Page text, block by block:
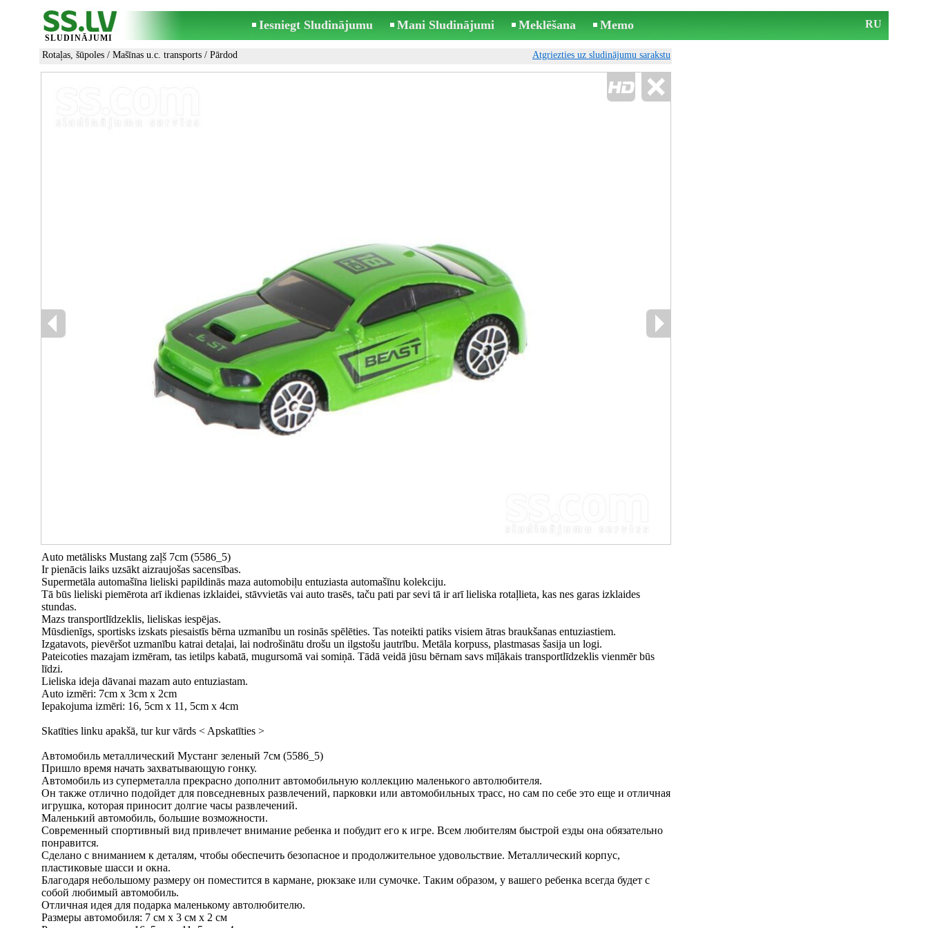
SLUDINĀJUMI
Iesniegt Sludinājumu Mani Sludinājumi Meklēšana Memo RU
Rotaļas, šūpoles / Mašīnas u.c. transports / Pārdod Atgriezties uz sludinājumu sarakstu
Auto metālisks Mustang zaļš 7cm (5586_5)
Ir pienācis laiks uzsākt aizraujošas sacensības.
Supermetāla automašīna lieliski papildinās maza automobiļu entuziasta automašīnu kolekciju.
Tā būs lieliski piemērota arī ikdienas izklaidei, stāvvietās vai auto trasēs, taču pati par sevi tā ir arī lieliska rotaļlieta, kas nes garas izklaides
stundas.
Mazs transportlīdzeklis, lieliskas iespējas.
Mūsdienīgs, sportisks izskats piesaistīs bērna uzmanību un rosinās spēlēties. Tas noteikti patiks visiem ātras braukšanas entuziastiem.
Izgatavots, pievēršot uzmanību katrai detaļai, lai nodrošinātu drošu un ilgstošu jautrību. Metāla korpuss, plastmasas šasija un logi.
Pateicoties mazajam izmēram, tas ietilps kabatā, mugursomā vai somiņā. Tādā veidā jūsu bērnam savs mīļākais transportlīdzeklis vienmēr būs
līdzi.
Lieliska ideja dāvanai mazam auto entuziastam.
Auto izmēri: 7cm x 3cm x 2cm
Iepakojuma izmēri: 16, 5cm x 11, 5cm x 4cm
Skatīties linku apakšā, tur kur vārds < Apskatīties >
Автомобиль металлический Мустанг зеленый 7см (5586_5)
Пришло время начать захватывающую гонку.
Автомобиль из суперметалла прекрасно дополнит автомобильную коллекцию маленького автолюбителя.
Он также отлично подойдет для повседневных развлечений, парковки или автомобильных трасс, но сам по себе это еще и отличная
игрушка, которая приносит долгие часы развлечений.
Маленький автомобиль, большие возможности.
Современный спортивный вид привлечет внимание ребенка и побудит его к игре. Всем любителям быстрой езды она обязательно
понравится.
Сделано с вниманием к деталям, чтобы обеспечить безопасное и продолжительное удовольствие. Металлический корпус,
пластиковые шасси и окна.
Благодаря небольшому размеру он поместится в кармане, рюкзаке или сумочке. Таким образом, у вашего ребенка всегда будет с
собой любимый автомобиль.
Отличная идея для подарка маленькому автолюбителю.
Размеры автомобиля: 7 см х 3 см х 2 см